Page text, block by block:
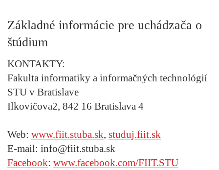
Základné informácie pre uchádzača o
štúdium
KONTAKTY:
Fakulta informatiky a informačných technológií
STU v Bratislave
Ilkovičova2, 842 16 Bratislava 4
Web: www.fiit.stuba.sk, studuj.fiit.sk
E-mail: info@fiit.stuba.sk
Facebook: www.facebook.com/FIIT.STU